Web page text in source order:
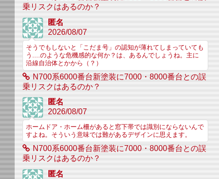
乗リスクはあるのか？
匿名
2026/08/07
そうでもしないと「こだま号」の認知が薄れてしまっていても
う....のような危機感的な何か？は、あるんでしょうね。主に
沿線自治体とかから（？）
N700系6000番台新塗装に7000・8000番台との誤
乗リスクはあるのか？
匿名
2026/08/07
ホームドア・ホーム柵があると窓下帯では識別にならないんで
すよね。そういう意味では難があるデザインに思えます。
N700系6000番台新塗装に7000・8000番台との誤
乗リスクはあるのか？
匿名